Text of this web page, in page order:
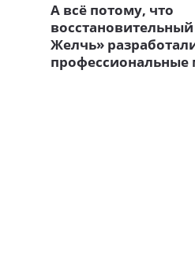
А всё потому, что
Желчь»
профессиональные